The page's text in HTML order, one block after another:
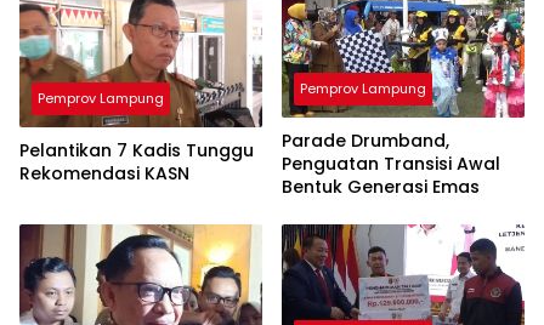
Pemprov Lampung
Pelantikan 7 Kadis Tunggu
Rekomendasi KASN
Pemprov Lampung
Parade Drumband,
Penguatan Transisi Awal
Bentuk Generasi Emas